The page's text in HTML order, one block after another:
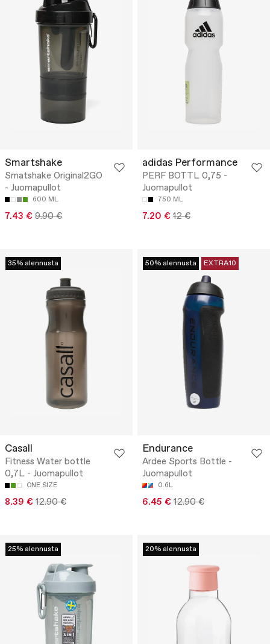
Smartshake
Smatshake Original2GO
- Juomapullot
600 ML
7.43 € 9.90 €
adidas Performance
PERF BOTTL 0,75 -
Juomapullot
750 ML
7.20 € 12 €
35% alennusta
Casall
Fitness Water bottle
0,7L - Juomapullot
ONE SIZE
8.39 € 12.90 €
50% alennusta EXTRA10
Endurance
Ardee Sports Bottle -
Juomapullot
0.6L
6.45 € 12.90 €
25% alennusta 20% alennusta